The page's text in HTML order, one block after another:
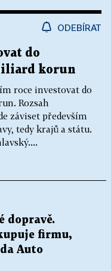
ODEBÍRAT
do
korun
roce investovat do
Rozsah
záviset především
tedy krajů a státu.
dopravě.
firmu,
Auto